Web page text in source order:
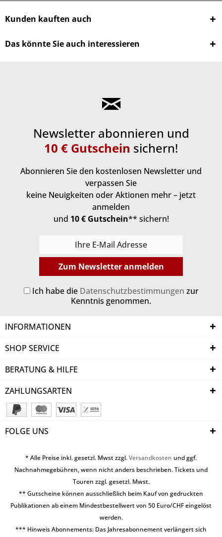
Kunden kauften auch
Das könnte Sie auch interessieren
Newsletter abonnieren und
10 € Gutschein sichern!
Abonnieren Sie den kostenlosen Newsletter und
verpassen Sie
keine Neuigkeiten oder Aktionen mehr – jetzt
anmelden
und 10 € Gutschein** sichern!
Zum Newsletter anmelden
Ich habe die Datenschutzbestimmungen zur
Kenntnis genommen.
INFORMATIONEN
SHOP SERVICE
BERATUNG & HILFE
ZAHLUNGSARTEN
FOLGE UNS
* Alle Preise inkl. gesetzl. Mwst zzgl.Versandkosten und ggf.
Nachnahmegebühren, wenn nicht anders beschrieben. Tickets und
Touren zzgl. gesetzl. Mwst.
** Gutscheine können ausschließlich beim Kauf von gedruckten
Publikationen ab einem Mindestbestellwert von 50 Euro/CHF eingelöst
werden.
*** Hinweis Abonnements: Das Jahresabonnement verlängert sich